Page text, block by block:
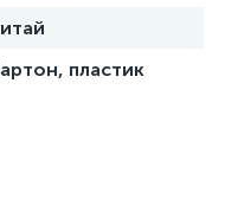
пластик